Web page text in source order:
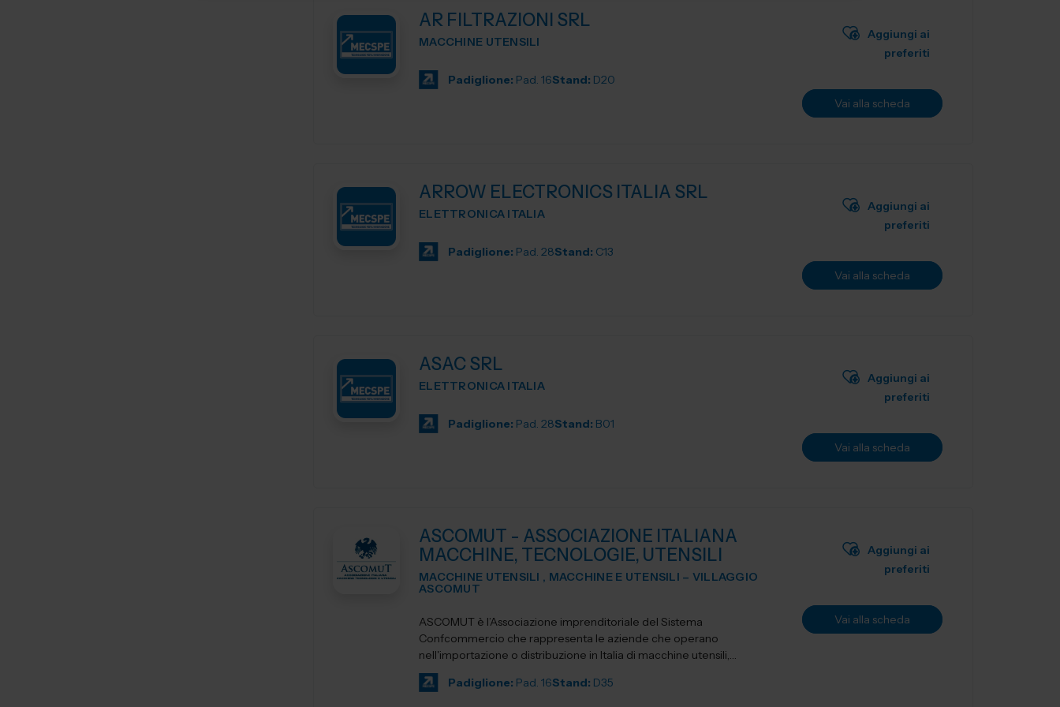
AR FILTRAZIONI SRL
MACCHINE UTENSILI
Padiglione: Pad. 16Stand: D20
Aggiungi ai
preferiti
Vai alla scheda
ARROW ELECTRONICS ITALIA SRL
ELETTRONICA ITALIA
Padiglione: Pad. 28Stand: C13
Aggiungi ai
preferiti
Vai alla scheda
ASAC SRL
ELETTRONICA ITALIA
Padiglione: Pad. 28Stand: B01
Aggiungi ai
preferiti
Vai alla scheda
ASCOMUT - ASSOCIAZIONE ITALIANA
MACCHINE, TECNOLOGIE, UTENSILI
MACCHINE UTENSILI , MACCHINE E UTENSILI – VILLAGGIO
ASCOMUT
ASCOMUT è l’Associazione imprenditoriale del Sistema
Confcommercio che rappresenta le aziende che operano
nell'importazione o distribuzione in Italia di macchine utensili,
utensileri...
Padiglione: Pad. 16Stand: D35
Aggiungi ai
preferiti
Vai alla scheda